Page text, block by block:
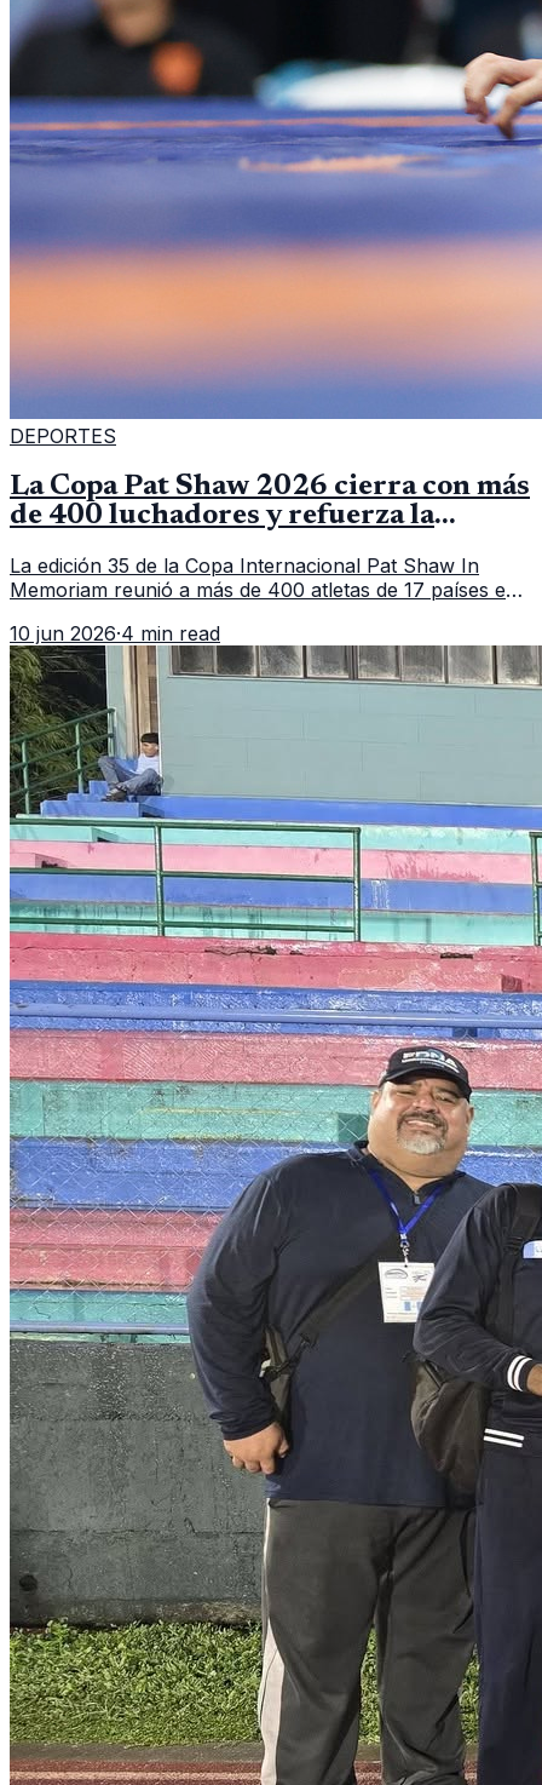
DEPORTES
La Copa Pat Shaw 2026 cierra con más
de 400 luchadores y refuerza la
La edición 35 de la Copa Internacional Pat Shaw In
Memoriam reunió a más de 400 atletas de 17 países en
delegación nacional, según el balance oficial de CDAG.
10 jun 2026·4 min read